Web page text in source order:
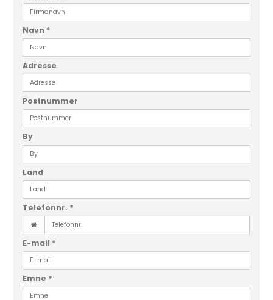
Navn *
Adresse
Postnummer
By
Land
Telefonnr. *
E-mail *
Emne *